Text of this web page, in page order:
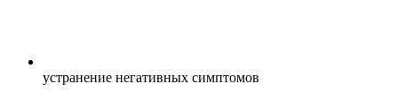
устранение негативных симптомов